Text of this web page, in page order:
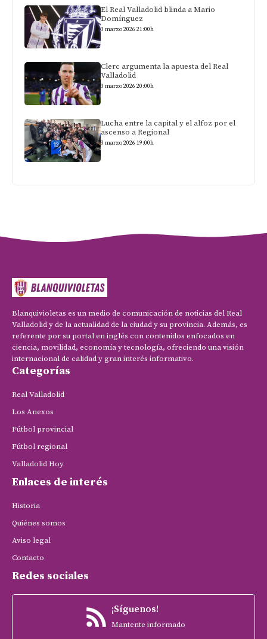
El Real Valladolid blinda a Mario
Domínguez
3 marzo 2026 21:00h
Clerc argumenta la apuesta del Real
Valladolid
3 marzo 2026 20:00h
Lucha entre la capital y el alfoz por el
ascenso a Regional
3 marzo 2026 19:00h
Blanquivioletas es un medio de comunicación de noticias del Real
Valladolid y de la actualidad de la ciudad y su provincia. Además, es
referente por su portal en inglés con contenidos enfocados en
ciencia, movilidad, economía y tecnología, ofreciendo una visión
internacional de calidad y gran interés informativo.
Categorías
Real Valladolid
Los Anexos
Fútbol provincial
Fútbol regional
Valladolid Hoy
Enlaces de interés
Historia
Quiénes somos
Aviso legal
Contacto
Redes sociales
¡Síguenos!
Mantente informado